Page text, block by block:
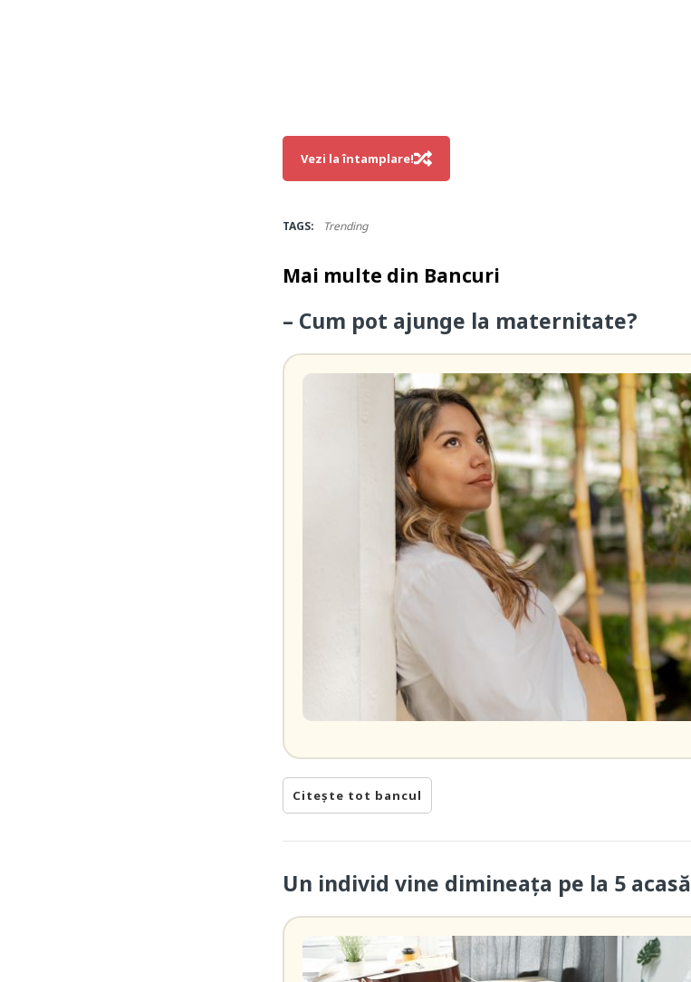
Vezi la întamplare!
TAGS: Trending
Mai multe din Bancuri
– Cum pot ajunge la maternitate?
Citește tot bancul
Un individ vine dimineaţa pe la 5 acasă